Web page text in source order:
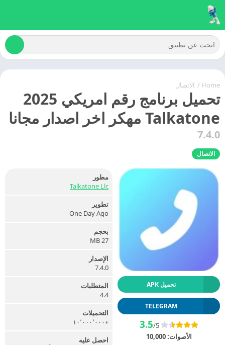
Home
/ الاتصال
تحميل برنامج رقم امريكي 2025
Talkatone مهكر اخر اصدار مجانا
7.4.0
الاتصال
تحميل APK
TELEGRAM
3.5/5
الأصوات:10,000
مطور
Talkatone Llc
تطوير
One Day Ago
بحجم
27 MB
الإصدار
7.4.0
المتطلبات
4.4
التحميلات
+١٠٬٠٠٠٬٠٠٠
احصل عليه